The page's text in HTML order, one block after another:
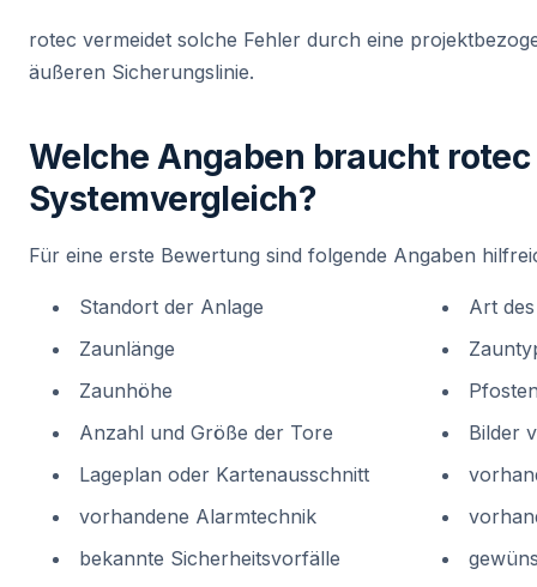
rotec vermeidet solche Fehler durch eine
äußeren Sicherungslinie.
Welche Angaben braucht
Systemvergleich?
Für eine erste Bewertung sind folgende Angaben
Standort der Anlage
Art
Zaunlänge
Zaunhöhe
Anzahl und Größe der Tore
Bilder
Lageplan oder Kartenausschnitt
vorhandene Alarmtechnik
bekannte Sicherheitsvorfälle